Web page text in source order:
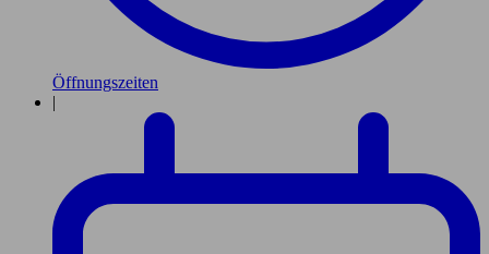
Öffnungszeiten
|